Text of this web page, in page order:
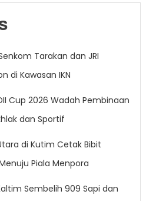
Tarakan dan JRI
di Kawasan IKN
Cup 2026 Wadah Pembinaan
dan Sportif
di Kutim Cetak Bibit
Piala Menpora
Sembelih 909 Sapi dan